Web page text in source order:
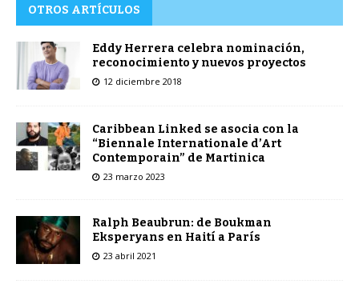
OTROS ARTÍCULOS
Eddy Herrera celebra nominación,
reconocimiento y nuevos proyectos
12 diciembre 2018
Caribbean Linked se asocia con la
“Biennale Internationale d’Art
Contemporain” de Martinica
23 marzo 2023
Ralph Beaubrun: de Boukman
Eksperyans en Haití a París
23 abril 2021